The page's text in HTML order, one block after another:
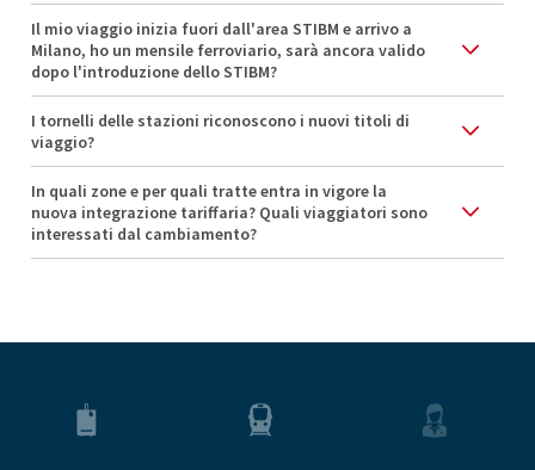
Il mio viaggio inizia fuori dall'area STIBM e arrivo a
Milano, ho un mensile ferroviario, sarà ancora valido
dopo l'introduzione dello STIBM?
I tornelli delle stazioni riconoscono i nuovi titoli di
viaggio?
In quali zone e per quali tratte entra in vigore la
nuova integrazione tariffaria? Quali viaggiatori sono
interessati dal cambiamento?